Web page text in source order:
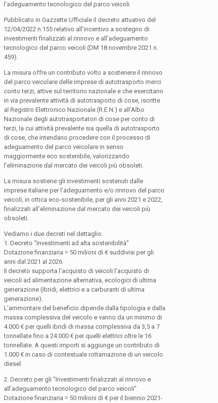
l’adeguamento tecnologico del parco veicoli.
Pubblicato in Gazzette Ufficiale il decreto attuativo del
12/04/2022 n.155 relativo all’incentivo a sostegno di
investimenti finalizzati al rinnovo e all’adeguamento
tecnologico del parco veicoli (DM 18 novembre 2021 n.
459).
La misura offre un contributo volto a sostenere il rinnovo
del parco veicolare delle imprese di autotrasporto merci
conto terzi, attive sul territorio nazionale e che esercitano
in via prevalente attività di autotrasporto di cose, iscritte
al Registro Elettronico Nazionale (R.E.N.) e all’Albo
Nazionale degli autotrasportatori di cose per conto di
terzi, la cui attività prevalente sia quella di autotrasporto
di cose, che intendano procedere con il processo di
adeguamento del parco veicolare in senso
maggiormente eco sostenibile, valorizzando
l’eliminazione dal mercato dei veicoli più obsoleti.
La misura sostiene gli investimenti sostenuti dalle
imprese italiane per l’adeguamento e/o rinnovo del parco
veicoli, in ottica eco-sostenibile, per gli anni 2021 e 2022,
finalizzati all’eliminazione dal mercato dei veicoli più
obsoleti.
Vediamo i due decreti nel dettaglio.
1. Decreto “Investimenti ad alta sostenibilità”
Dotazione finanziaria = 50 milioni di € suddivisi per gli
anni dal 2021 al 2026
Il decreto supporta l’acquisto di veicoli l’acquisto di
veicoli ad alimentazione alternativa, ecologici di ultima
generazione (ibridi, elettrici e a carburanti di ultima
generazione).
L’ammontare del beneficio dipende dalla tipologia e dalla
massa complessiva del veicolo e vanno da un minimo di
4.000 € per quelli ibridi di massa complessiva da 3,5 a 7
tonnellate fino a 24.000 € per quelli elettrici oltre le 16
tonnellate. A questi importi si aggiunge un contributo di
1.000 € in caso di contestuale rottamazione di un veicolo
diesel.
2. Decreto per gli “Investimenti finalizzati al rinnovo e
all’adeguamento tecnologico del parco veicoli”
Dotazione finanziaria = 50 milioni di € per il biennio 2021-